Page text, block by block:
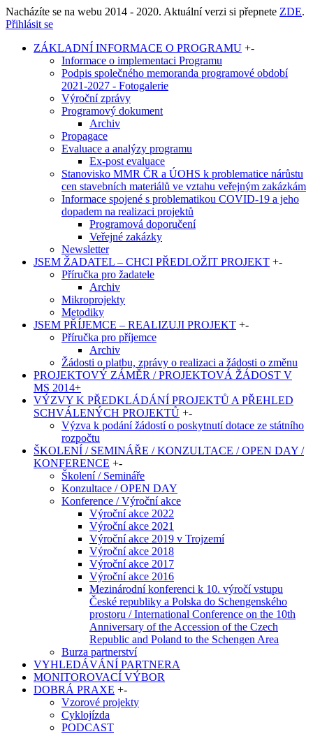
Nacházíte se na webu 2014 - 2020. Aktuální verzi si přepnete ZDE.
Přihlásit se
ZÁKLADNÍ INFORMACE O PROGRAMU +-
Informace o implementaci Programu
Podpis společného memoranda programové období
2021-2027 - Fotogalerie
Výroční zprávy
Programový dokument
Archiv
Propagace
Evaluace a analýzy programu
Ex-post evaluace
Stanovisko MMR ČR a ÚOHS k problematice nárůstu
cen stavebních materiálů ve vztahu veřejným zakázkám
Informace spojené s problematikou COVID-19 a jeho
dopadem na realizaci projektů
Programová doporučení
Veřejné zakázky
Newsletter
JSEM ŽADATEL – CHCI PŘEDLOŽIT PROJEKT +-
Příručka pro žadatele
Archiv
Mikroprojekty
Metodiky
JSEM PŘÍJEMCE – REALIZUJI PROJEKT +-
Příručka pro příjemce
Archiv
Žádosti o platbu, zprávy o realizaci a žádosti o změnu
PROJEKTOVÝ ZÁMĚR / PROJEKTOVÁ ŽÁDOST V
MS 2014+
VÝZVY K PŘEDKLÁDÁNÍ PROJEKTŮ A PŘEHLED
SCHVÁLENÝCH PROJEKTŮ +-
Výzva k podání žádostí o poskytnutí dotace ze státního
rozpočtu
ŠKOLENÍ / SEMINÁŘE / KONZULTACE / OPEN DAY /
KONFERENCE +-
Školení / Semináře
Konzultace / OPEN DAY
Konference / Výroční akce
Výroční akce 2022
Výroční akce 2021
Výroční akce 2019 v Trojzemí
Výroční akce 2018
Výroční akce 2017
Výroční akce 2016
Mezinárodní konferenci k 10. výročí vstupu
České republiky a Polska do Schengenského
prostoru / International Conference on the 10th
Anniversary of the Accession of the Czech
Republic and Poland to the Schengen Area
Burza partnerství
VYHLEDÁVÁNÍ PARTNERA
MONITOROVACÍ VÝBOR
DOBRÁ PRAXE +-
Vzorové projekty
Cyklojízda
PODCAST